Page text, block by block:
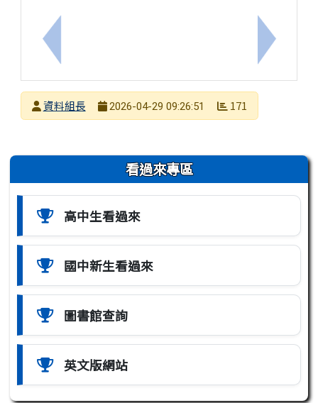
上一筆：轉知-勞動部勞工保險局宣導工作加保規定
下一筆：
發布者
資料組長
2026-04-29 09:26:51 171
左邊區域內容 看過來專區
高中生看過來
國中新生看過來
圖書館查詢
英文版網站